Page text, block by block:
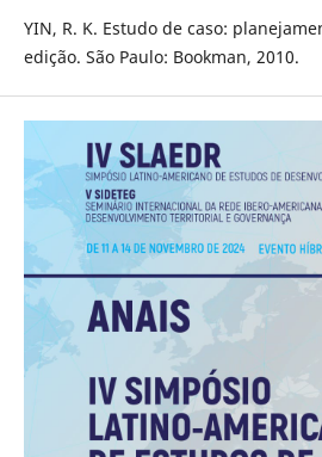
YIN, R. K. Estudo de caso:
edição. São Paulo: Bookman, 2010.